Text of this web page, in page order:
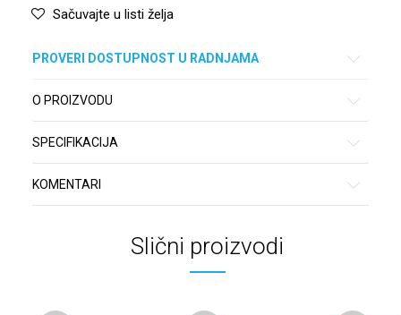
Sačuvajte u listi želja
PROVERI DOSTUPNOST U RADNJAMA
O PROIZVODU
SPECIFIKACIJA
KOMENTARI
Slični proizvodi